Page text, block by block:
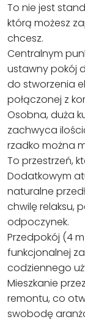
To nie jest
którą możesz
chcesz.
Centralnym
ustawny pokój
do stworzenia
połączonej z
Osobna, duża
zachwyca
rzadko można
To przestrzeń,
Dodatkowym
naturalne
chwilę relaksu,
odpoczynek.
Przedpokój (4
funkcjonalnej
codziennego
Mieszkanie
remontu, co
swobodę